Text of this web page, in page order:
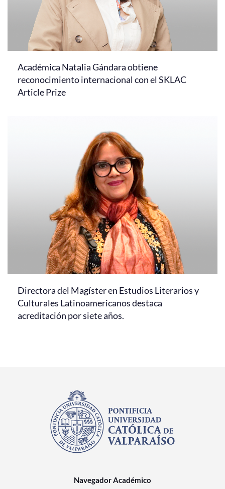
Académica Natalia Gándara obtiene
reconocimiento internacional con el SKLAC
Article Prize
Directora del Magíster en Estudios Literarios y
Culturales Latinoamericanos destaca
acreditación por siete años.
Navegador Académico